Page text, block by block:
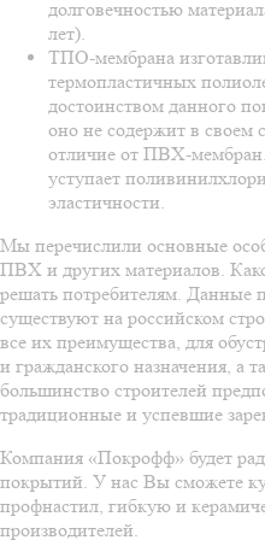
долговечностью
лет).
ТПО-мембрана
термопластичных
достоинством данного
оно не содержит в своем
отличие от ПВХ-
уступает
эластичности.
Мы перечислили основные
ПВХ и других материалов.
решать потребителям. Данные
существуют на российском
все их преимущества, для
и гражданского назначения, а
большинство строителей
традиционные и успевшие
Компания «Покрофф» будет
покрытий. У нас Вы сможете
профнастил, гибкую и
производителей.